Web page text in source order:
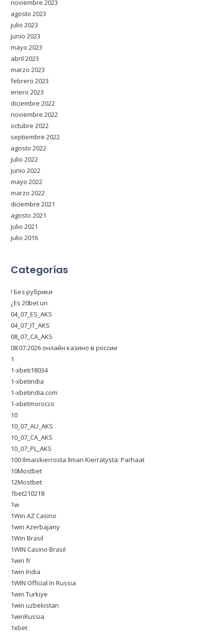
noviembre 2023
agosto 2023
julio 2023
junio 2023
mayo 2023
abril 2023
marzo 2023
febrero 2023
enero 2023
diciembre 2022
noviembre 2022
octubre 2022
septiembre 2022
agosto 2022
julio 2022
junio 2022
mayo 2022
marzo 2022
diciembre 2021
agosto 2021
julio 2021
julio 2016
Categorías
! Без рубрики
¿Es 20bet un
04_07_ES_AKS
04_07_IT_AKS
08_07_CA_AKS
08.07.2026 онлайн казино в россии
1
1-xbeti18034
1-xbetindia
1-xbetindia.com
1-xbetmorocco
10
10_07_AU_AKS
10_07_CA_AKS
10_07_PL_AKS
100 Ilmaiskierrosta Ilman Kierrätystä: Parhaat
10Mostbet
12Mostbet
1bet210218
1w
1Win AZ Casino
1win Azerbajany
1Win Brasil
1WIN Casino Brasil
1win fr
1win India
1WIN Official In Russia
1win Turkiye
1win uzbekistan
1winRussia
1xbet